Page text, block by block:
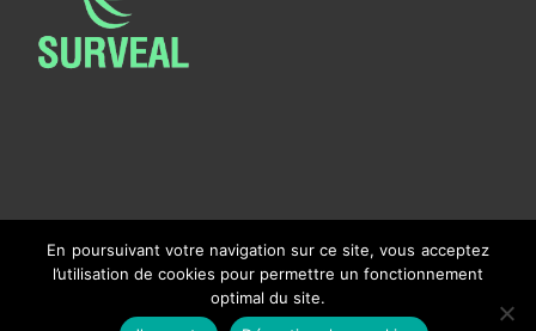
Copyright © 2026 Ambassade Du Liban Bruxelles.
En poursuivant votre navigation sur ce site, vous acceptez
l’utilisation de cookies pour permettre un fonctionnement
optimal du site.